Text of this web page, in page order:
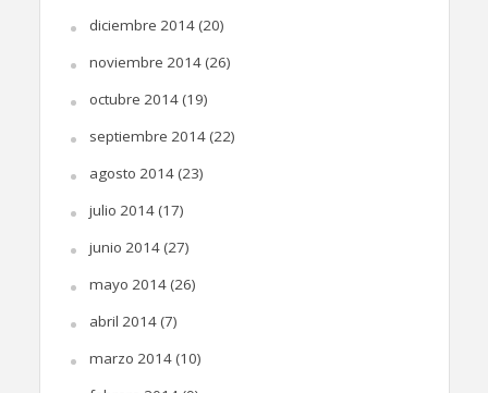
diciembre 2014(20)
noviembre 2014(26)
octubre 2014(19)
septiembre 2014(22)
agosto 2014(23)
julio 2014(17)
junio 2014(27)
mayo 2014(26)
abril 2014(7)
marzo 2014(10)